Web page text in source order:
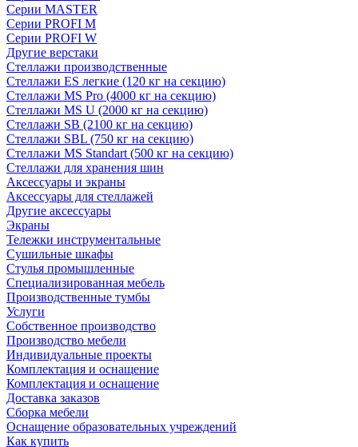
Серии MASTER
Серии PROFI M
Серии PROFI W
Другие верстаки
Стеллажи производственные
Стеллажи ES легкие (120 кг на секцию)
Стеллажи MS Pro (4000 кг на секцию)
Стеллажи MS U (2000 кг на секцию)
Стеллажи SB (2100 кг на секцию)
Стеллажи SBL (750 кг на секцию)
Стеллажи MS Standart (500 кг на секцию)
Стеллажи для хранения шин
Аксессуары и экраны
Аксессуары для стеллажей
Другие аксессуары
Экраны
Тележки инструментальные
Сушильные шкафы
Стулья промышленные
Специализированная мебель
Производственные тумбы
Услуги
Собственное производство
Производство мебели
Индивидуальные проекты
Комплектация и оснащение
Комплектация и оснащение
Доставка заказов
Сборка мебели
Оснащение образовательных учреждений
Как купить